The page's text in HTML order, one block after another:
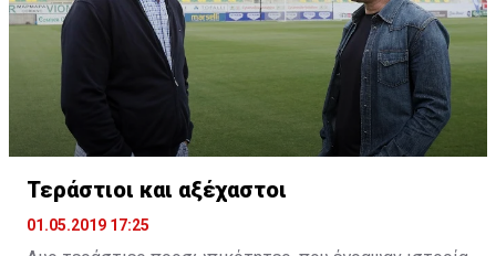
Τεράστιοι και αξέχαστοι
01.05.2019 17:25